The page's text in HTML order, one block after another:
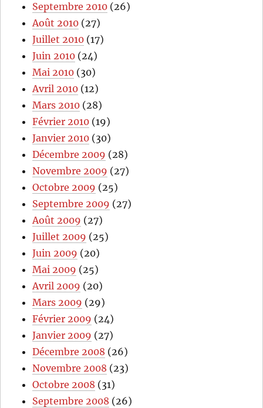
Septembre 2010 (26)
Août 2010 (27)
Juillet 2010 (17)
Juin 2010 (24)
Mai 2010 (30)
Avril 2010 (12)
Mars 2010 (28)
Février 2010 (19)
Janvier 2010 (30)
Décembre 2009 (28)
Novembre 2009 (27)
Octobre 2009 (25)
Septembre 2009 (27)
Août 2009 (27)
Juillet 2009 (25)
Juin 2009 (20)
Mai 2009 (25)
Avril 2009 (20)
Mars 2009 (29)
Février 2009 (24)
Janvier 2009 (27)
Décembre 2008 (26)
Novembre 2008 (23)
Octobre 2008 (31)
Septembre 2008 (26)